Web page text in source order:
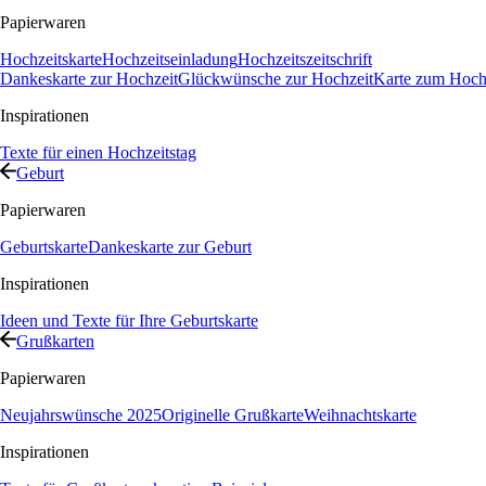
Papierwaren
HochzeitskarteHochzeitseinladungHochzeitszeitschrift
Dankeskarte zur HochzeitGlückwünsche zur HochzeitKarte zum
Inspirationen
Texte für einen Hochzeitstag
Geburt
Papierwaren
GeburtskarteDankeskarte zur Geburt
Inspirationen
Ideen und Texte für Ihre Geburtskarte
Grußkarten
Papierwaren
Neujahrswünsche 2025Originelle GrußkarteWeihnachtskarte
Inspirationen